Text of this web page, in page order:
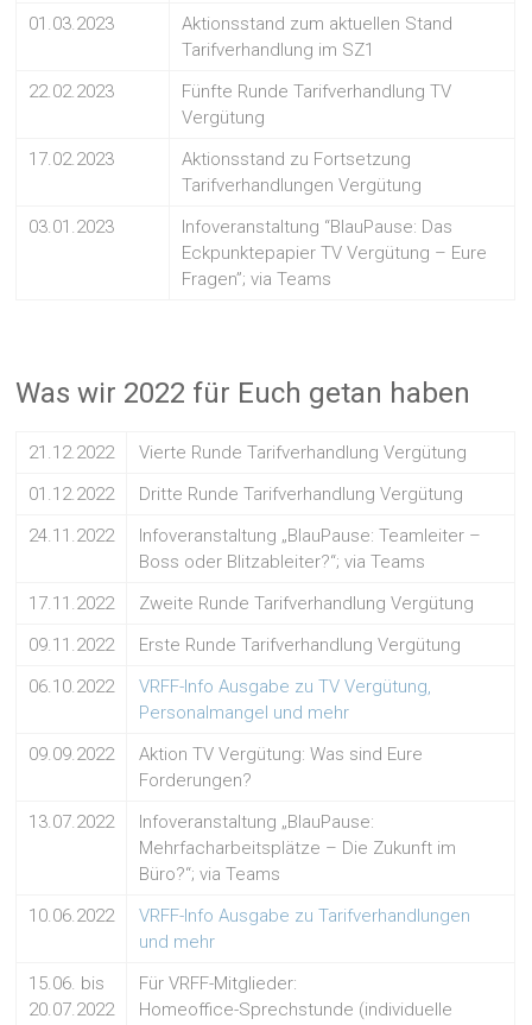
01.03.2023
Aktionsstand zum aktuellen Stand
Tarifverhandlung im SZ1
22.02.2023
Fünfte Runde Tarifverhandlung TV
Vergütung
17.02.2023
Aktionsstand zu Fortsetzung
Tarifverhandlungen Vergütung
03.01.2023
Infoveranstaltung “BlauPause: Das
Eckpunktepapier TV Vergütung – Eure
Fragen”; via Teams
Was wir 2022 für Euch getan haben
21.12.2022
Vierte Runde Tarifverhandlung Vergütung
01.12.2022
Dritte Runde Tarifverhandlung Vergütung
24.11.2022
Infoveranstaltung „BlauPause: Teamleiter –
Boss oder Blitzableiter?“; via Teams
17.11.2022
Zweite Runde Tarifverhandlung Vergütung
09.11.2022
Erste Runde Tarifverhandlung Vergütung
06.10.2022
VRFF-Info Ausgabe zu TV Vergütung,
Personalmangel und mehr
09.09.2022
Aktion TV Vergütung: Was sind Eure
Forderungen?
13.07.2022
Infoveranstaltung „BlauPause:
Mehrfacharbeitsplätze – Die Zukunft im
Büro?“; via Teams
10.06.2022
VRFF-Info Ausgabe zu Tarifverhandlungen
und mehr
15.06. bis
20.07.2022
Für VRFF-Mitglieder:
Homeoffice-Sprechstunde (individuelle